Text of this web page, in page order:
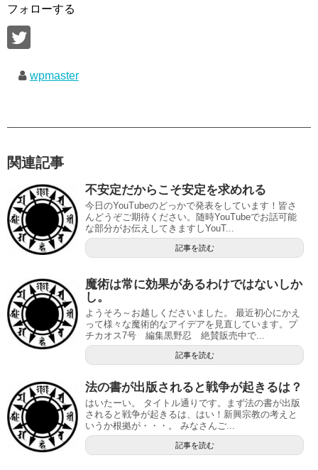
フォローする
wpmaster
関連記事
不安定だからこそ安定を求めれる
今日のYouTubeのどっかで発表をしています！皆さ
んどうぞご期待ください。随時YouTubeでお話可能
な部分がお伝えしてきますしYouT...
記事を読む
魔術は常に効果があるわけではないしか
し。
ようそろ～お越しくださいました。 最近初心にかえ
って様々な魔術的なアイデアを見直しています。プ
チカオス7号 編集黒野忍 絶賛販売中で...
記事を読む
法の書が出版されると戦争が起きるは？
はいたーい。 タイトル通りです。まず法の書が出版
されると戦争が起きるは、はい！新興宗教の考えと
いうか根拠が・・・。 みなさんご...
記事を読む